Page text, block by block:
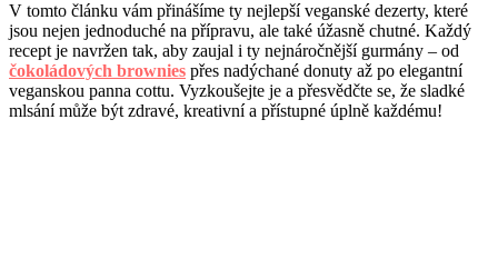
V tomto článku vám přinášíme ty nejlepší veganské dezerty, které
jsou nejen jednoduché na přípravu, ale také úžasně chutné. Každý
recept je navržen tak, aby zaujal i ty nejnáročnější gurmány – od
čokoládových brownies přes nadýchané donuty až po elegantní
veganskou panna cottu. Vyzkoušejte je a přesvědčte se, že sladké
mlsání může být zdravé, kreativní a přístupné úplně každému!